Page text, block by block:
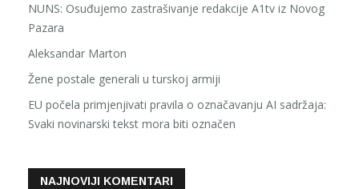
NUNS: Osuđujemo zastrašivanje redakcije A1tv iz Novog
Pazara
Aleksandar Marton
Žene postale generali u turskoj armiji
EU počela primjenjivati pravila o označavanju AI sadržaja:
Svaki novinarski tekst mora biti označen
NAJNOVIJI KOMENTARI